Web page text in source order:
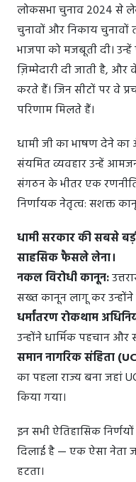
लोकसभा चुनाव 2024 से
चुनावों और निकाय चुनावों
भाजपा को मजबूती दी। उन्हें
ज़िम्मेदारी दी जाती है, और
करते हैं। जिन सीटों पर वे
परिणाम मिलते हैं।
धामी जी का भाषण देने का
संयमित व्यवहार उन्हें
संगठन के भीतर एक
निर्णायक नेतृत्व: सशक्त
धामी सरकार की सबसे
साहसिक फैसले लेना।
नकल विरोधी कानून:
सख्त कानून लागू कर
धर्मांतरण रोकथाम
उन्होंने धार्मिक पहचान
समान नागरिक संहिता
का पहला राज्य बना जहां
किया गया।
इन सभी ऐतिहासिक
दिलाई है — एक ऐसा नेता
हटता।